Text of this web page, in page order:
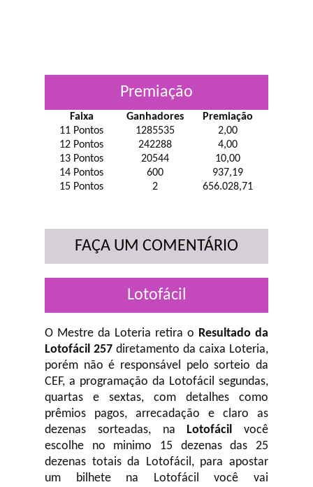
Premiação
Faixa Ganhadores
Premiação
11 Pontos
1285535
2,00
12 Pontos
242288
4,00
13 Pontos
20544
10,00
14 Pontos
600
937,19
15 Pontos
2 656.028,71
FAÇA UM COMENTÁRIO
Lotofácil
O Mestre da Loteria retira o Resultado da
Lotofácil 257 diretamento da caixa Loteria,
porém não é responsável pelo sorteio da
CEF, a programação da Lotofácil segundas,
quartas e sextas, com detalhes como
prêmios pagos, arrecadação e claro as
dezenas sorteadas, na Lotofácil você
escolhe no minimo 15 dezenas das 25
dezenas totais da Lotofácil, para apostar
um bilhete na Lotofácil você vai